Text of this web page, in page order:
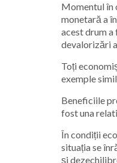
Momentul în
monetară a
acest drum
devalorizări
Toți
exemple
Beneficiile
fost una
În condiții
situația se
și